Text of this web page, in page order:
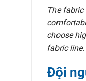
The
choose
fabric line.
Đội